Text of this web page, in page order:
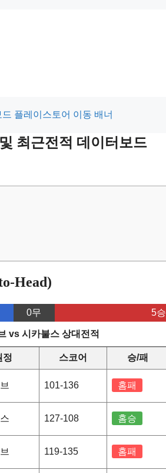
최근전적 데이터보드
Head)
0무 5승
vs 시카불스 상대전적
정 스코어 승/패
101-136 홈패
127-108 홈승
119-135 홈패